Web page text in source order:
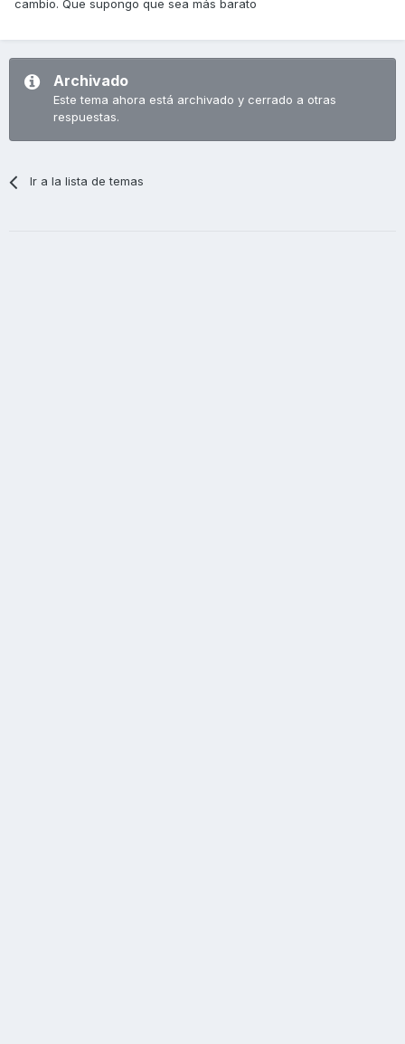
cambio. Que supongo que sea más barato
Archivado
Este tema ahora está archivado y cerrado a otras
respuestas.
Ir a la lista de temas